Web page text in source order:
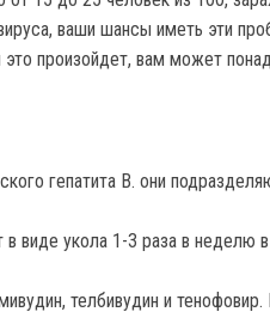
ваши шансы иметь эти
произойдет, вам может
гепатита В. они
виде укола 1-3 раза в неделю
телбивудин и тенофовир.